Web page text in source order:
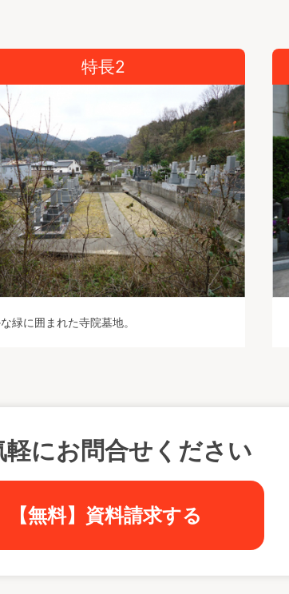
特長2
緑に囲まれた寺院墓地。
軽にお問合せください
【無料】資料請求する